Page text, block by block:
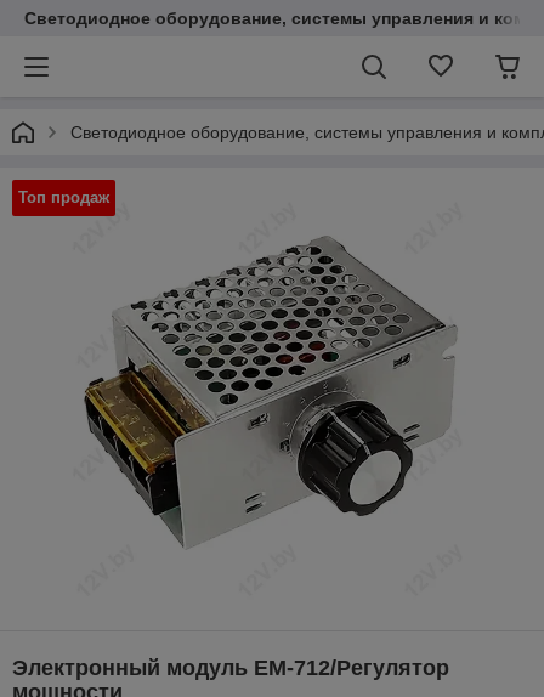
Светодиодное оборудование, системы управления и
Светодиодное оборудование, системы управления и
Топ продаж
Электронный модуль EM-712/Регулятор
мощности